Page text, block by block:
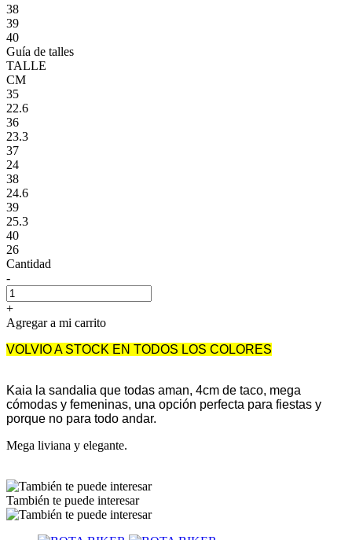
38
39
40
Guía de talles
TALLE
CM
35
22.6
36
23.3
37
24
38
24.6
39
25.3
40
26
Cantidad
-
+
Agregar a mi carrito
VOLVIO A STOCK EN TODOS LOS COLORES
Kaia la sandalia que todas aman, 4cm de taco, mega
cómodas y femeninas, una opción perfecta para fiestas y
porque no para todo andar.
Mega liviana y elegante.
También te puede interesar